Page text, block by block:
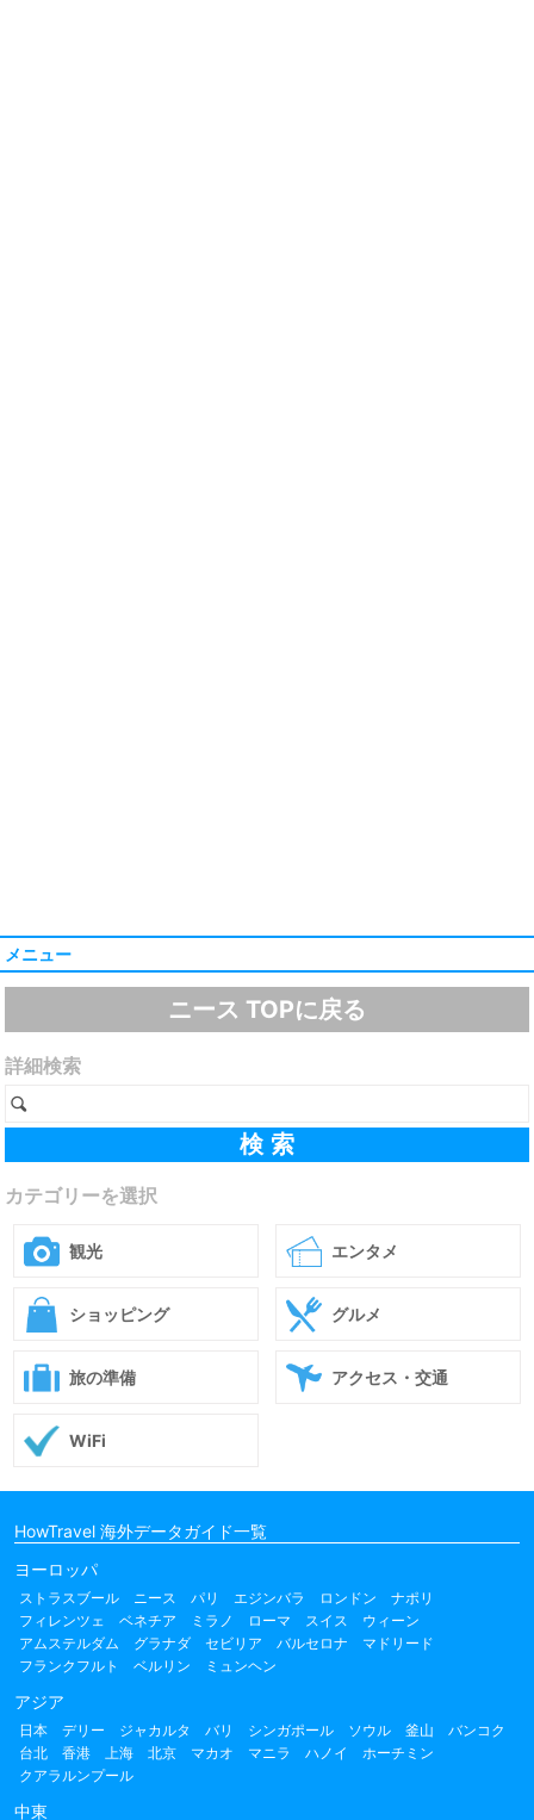
メニュー
ニース TOPに戻る
詳細検索
カテゴリーを選択
観光 エンタメ
ショッピング グルメ
旅の準備 アクセス・交通
WiFi
HowTravel 海外データガイド一覧
ヨーロッパ
ストラスブール ニース パリ エジンバラ ロンドン
ナポリ
フィレンツェ
ベネチア ミラノ ローマ スイス
ウィーン
アムステルダム
グラナダ セビリア バルセロナ
マドリード
フランクフルト
ベルリン ミュンヘン
アジア
日本 デリー ジャカルタ バリ シンガポール ソウル 釜山
バンコク
台北
香港 上海 北京 マカオ マニラ ハノイ
ホーチミン
クアラルンプール
中東